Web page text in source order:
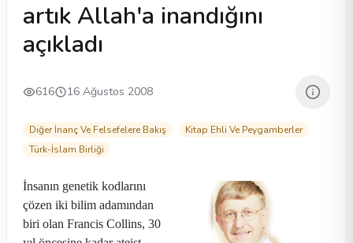
artık Allah'a inandığını
açıkladı
616 16 Ağustos 2008
Diğer İnanç Ve Felsefelere Bakış
Kitap Ehli Ve Peygamberler
Türk-İslam Birliği
İnsanın genetik kodlarını
çözen iki bilim adamından
biri olan Francis Collins, 30